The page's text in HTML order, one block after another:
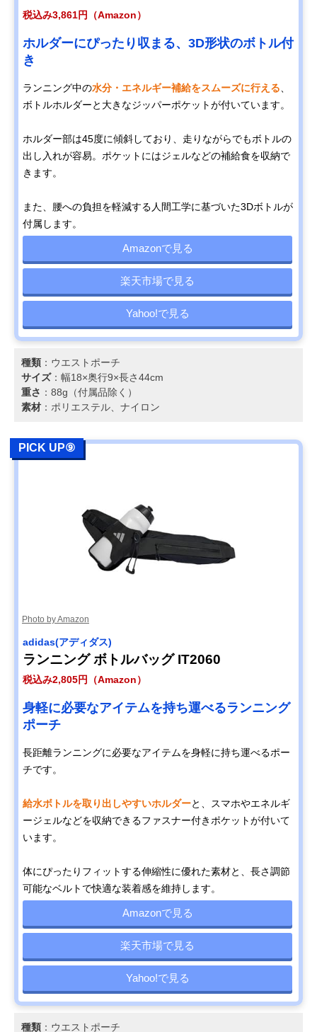
税込み3,861円（Amazon）
ホルダーにぴったり収まる、3D形状のボトル付
き
ランニング中の水分・エネルギー補給をスムーズに行える
ボトルホルダーと大きなジッパーポケットが付いています。
ホルダー部は45度に傾斜しており、走りながらでもボトルの
出し入れが容易。ポケットにはジェルなどの補給食を収納で
きます。
また、腰への負担を軽減する人間工学に基づいた3Dボトルが
付属します。
Amazonで見る
楽天市場で見る
Yahoo!で見る
種類 ：ウエストポーチ
サイズ：幅18×奥行9×長さ44cm
重さ ：88g（付属品除く）
素材 ：ポリエステル、ナイロン
PICK UP⑨
Photo by Amazon
adidas(アディダス)
ランニング ボトルバッグ IT2060
税込み2,805円（Amazon）
身軽に必要なアイテムを持ち運べるランニング
ポーチ
長距離ランニングに必要なアイテムを身軽に持ち運べるポー
チです。
給水ボトルを取り出しやすいホルダーと、スマホやエネルギ
ージェルなどを収納できるファスナー付きポケットが付いて
います。
体にぴったりフィットする伸縮性に優れた素材と、長さ調節
可能なベルトで快適な装着感を維持します。
Amazonで見る
楽天市場で見る
Yahoo!で見る
種類 ：ウエストポーチ